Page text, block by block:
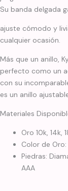
Su banda delgada
ajuste cómodo y
cualquier ocasión.
Más que un anillo,
perfecto como un
con su
es un anillo
Materiales
Oro 10k, 14k,
Color de Oro:
Piedras:
AAA